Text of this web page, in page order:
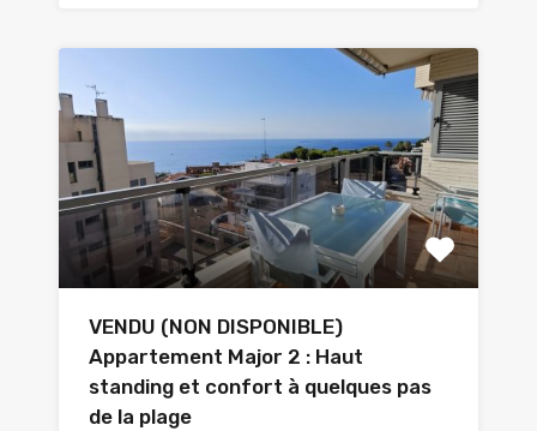
VENDU (NON DISPONIBLE)
Appartement Major 2 : Haut
standing et confort à quelques pas
de la plage